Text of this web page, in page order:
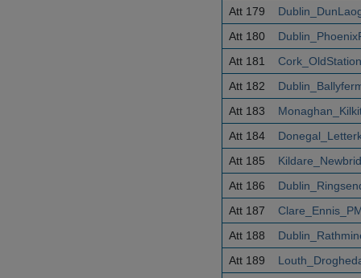
Att 179
Att 180
Att 181
Att 182
Att 183
Att 184
Att 185
Att 186
Att 187
Att 188
Att 189